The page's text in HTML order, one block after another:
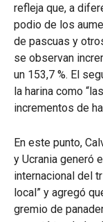
refleja que, a
podio de los
de pascuas y
se observan
un 153,7 %. El
la harina como
incrementos de
En este punto,
y Ucrania generó
internacional del
local” y agregó
gremio de